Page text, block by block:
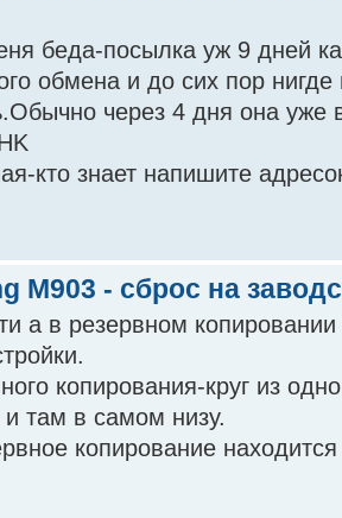
беда-посылка уж 9 дней
обмена и до сих пор нигде
через 4 дня она уже
кто знает напишите
M903 - сброс на
а в резервном
копирования-круг из
и там в самом низу.
копирование